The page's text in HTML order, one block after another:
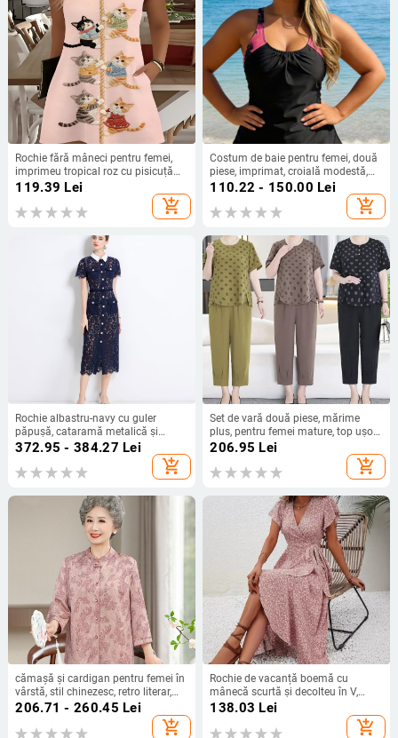
Rochie fără mâneci pentru femei,
imprimeu tropical roz cu pisicuță
cățărând pe o frânghie
119.39 Lei
add_shopping_cart
Costum de baie pentru femei, două
piese, imprimat, croială modestă,
control abdomen, uscare rapidă,
110.22 - 150.00 Lei
add_shopping_cart
Rochie albastru-navy cu guler
păpușă, cataramă metalică și
dantelă franțuzească hidrosolubilă,
stil sofisticat pentru doamne, rochie
de lungime medie
372.95 - 384.27 Lei
add_shopping_cart
Set de vară două piese, mărime
plus, pentru femei mature, top ușor
cu mânecă scurtă și pantaloni, stil
206.95 Lei
add_shopping_cart
cămașă și cardigan pentru femei în
vârstă, stil chinezesc, retro literar,
conținut țesătură 30–50%, fără
206.71 - 260.45 Lei
add_shopping_cart
Rochie de vacanță boemă cu
mânecă scurtă și decolteu în V,
model Independent Station
138.03 Lei
add_shopping_cart